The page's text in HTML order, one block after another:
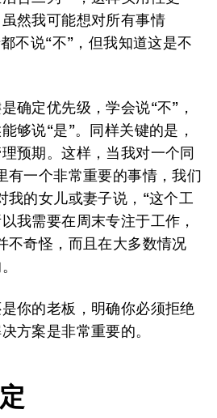
然我可能想对所有事情
不说“不”，但我知道这是不
确定优先级，学会说“不”，
够说“是”。同样关键的是，
预期。这样，当我对一个同
有一个非常重要的事情，我们
我的女儿或妻子说，“这个工
我需要在周末专注于工作，
不奇怪，而且在大多数情况
你的老板，明确你必须拒绝
方案是非常重要的。